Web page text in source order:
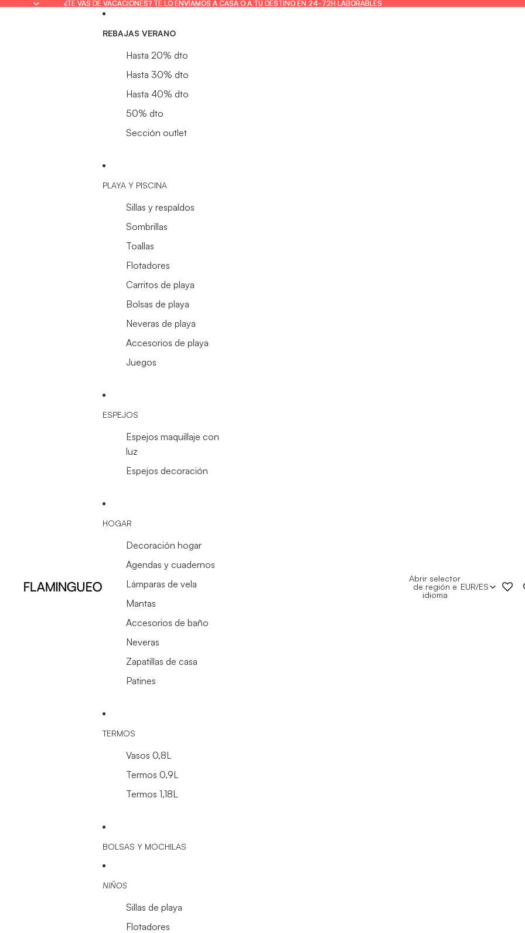
¿TE VAS DE VACACIONES? TE LO ENVIAMOS A CASA O A TU DESTINO EN 24-72H LABORABLES
¿TE VAS DE VACACIONES? TE LO ENVIAMOS A CASA O A TU DESTINO EN 24-72H LABORABLES
REBAJAS VERANO
Hasta 20% dto
Hasta 30% dto
Hasta 40% dto
50% dto
Sección outlet
PLAYA Y PISCINA
Sillas y respaldos
Sombrillas
Toallas
Flotadores
Carritos de playa
Bolsas de playa
Neveras de playa
Accesorios de playa
Juegos
ESPEJOS
Espejos maquillaje con
luz
Espejos decoración
HOGAR
Decoración hogar
Agendas y cuadernos
Lámparas de vela
Mantas
Accesorios de baño
Neveras
Zapatillas de casa
Patines
TERMOS
Vasos 0,8L
Termos 0,9L
Termos 1,18L
BOLSAS Y MOCHILAS
NIÑOS
Sillas de playa
Flotadores
Abrir selector
de región e
idioma
EUR/ES